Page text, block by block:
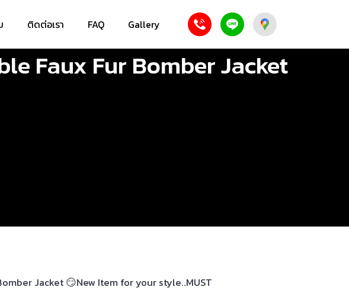
ติดต่อเรา FAQ Gallery
Faux Fur Bomber Jacket
Jacket 😏New Item for your style..MUST